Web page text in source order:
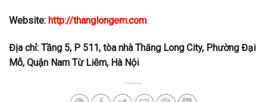
Website: http://thanglongem.com
Địa chỉ: Tầng 5, P 511, tòa nhà Thăng Long City, Phường Đại
Mỗ, Quận Nam Từ Liêm, Hà Nội